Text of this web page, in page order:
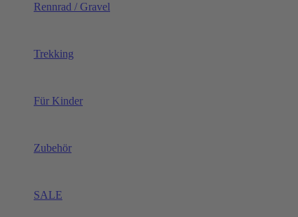
Rennrad / Gravel
Trekking
Für Kinder
Zubehör
SALE